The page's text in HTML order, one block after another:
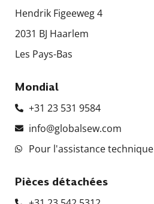
Hendrik Figeeweg 4
2031 BJ Haarlem
Les Pays-Bas
Mondial
+31 23 531 9584
info@globalsew.com
Pour l'assistance technique
Pièces détachées